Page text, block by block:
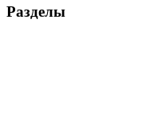
Разделы